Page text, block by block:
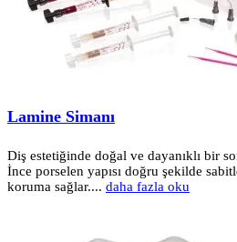
Lamine Simanı
Diş estetiğinde doğal ve dayanıklı bir
İnce porselen yapısı doğru şekilde
koruma sağlar.... daha fazla oku